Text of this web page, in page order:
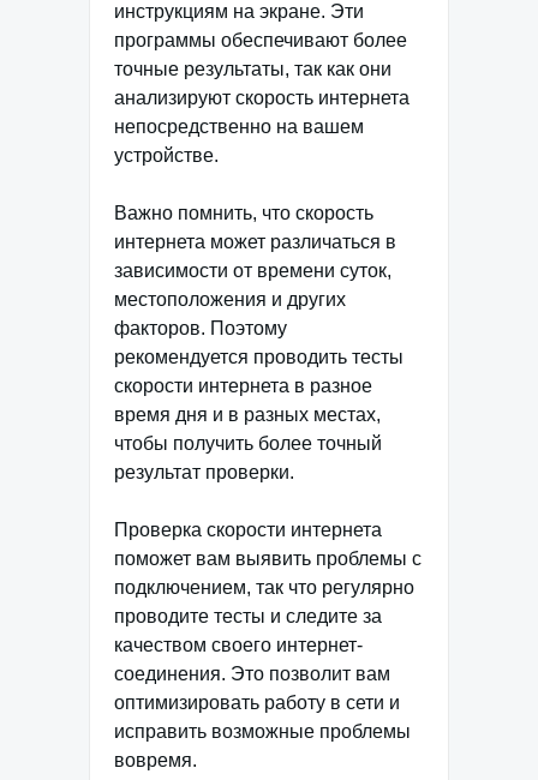
инструкциям на экране. Эти
программы обеспечивают более
точные результаты, так как они
анализируют скорость интернета
непосредственно на вашем
устройстве.
Важно помнить, что скорость
интернета может различаться в
зависимости от времени суток,
местоположения и других
факторов. Поэтому
рекомендуется проводить тесты
скорости интернета в разное
время дня и в разных местах,
чтобы получить более точный
результат проверки.
Проверка скорости интернета
поможет вам выявить проблемы с
подключением, так что регулярно
проводите тесты и следите за
качеством своего интернет-
соединения. Это позволит вам
оптимизировать работу в сети и
исправить возможные проблемы
вовремя.